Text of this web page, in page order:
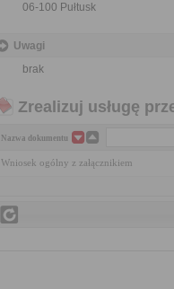
06-100 Pułtusk
Uwagi
brak
Zrealizuj usługę
Nazwa dokumentu
Wniosek ogólny z załącznikiem